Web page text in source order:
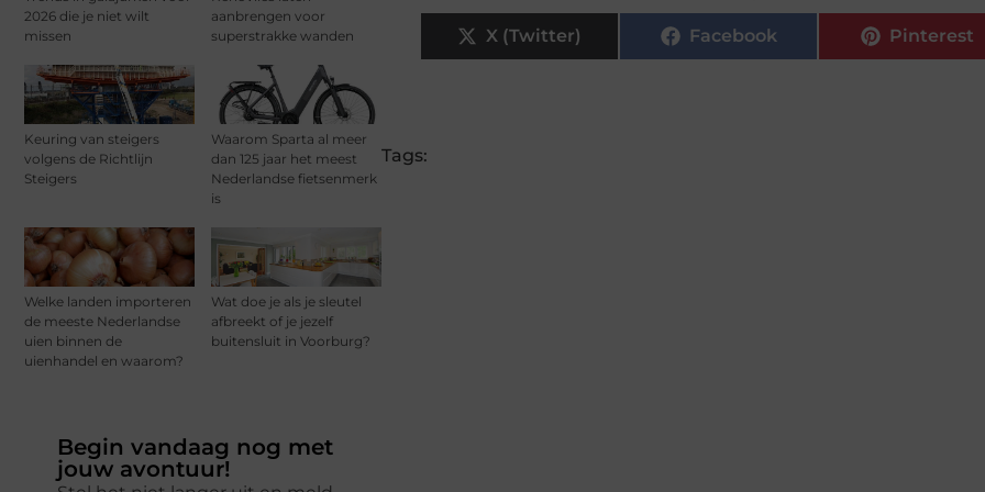
2026 die je niet wilt
missen
aanbrengen voor
superstrakke wanden
Keuring van steigers
volgens de Richtlijn
Steigers
Waarom Sparta al meer
dan 125 jaar het meest
Nederlandse fietsenmerk
is
Welke landen importeren
de meeste Nederlandse
uien binnen de
uienhandel en waarom?
Wat doe je als je sleutel
afbreekt of je jezelf
buitensluit in Voorburg?
Begin vandaag nog met
jouw avontuur!
X (Twitter) Facebook Pinterest
Tags: